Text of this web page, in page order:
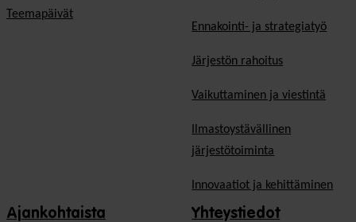
Teemapäivät
Ennakointi- ja strategiatyö
Järjestön rahoitus
Vaikuttaminen ja viestintä
Ilmastoystävällinen
järjestötoiminta
Innovaatiot ja kehittäminen
Ajankohtaista Yhteystiedot